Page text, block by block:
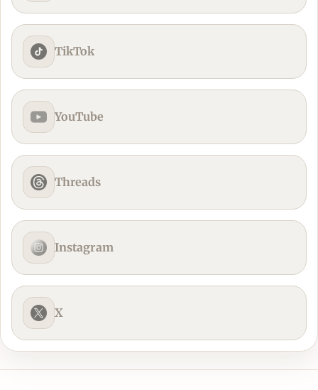
TikTok
YouTube
Threads
Instagram
X